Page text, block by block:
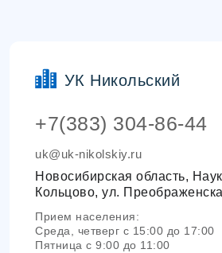
УК Никольский
+7(383) 304-86-44
uk@uk-nikolskiy.ru
Новосибирская область,
Кольцово, ул.
Прием населения:
Среда, четверг с 15:00 до 17:00
Пятница с 9:00 до 11:00